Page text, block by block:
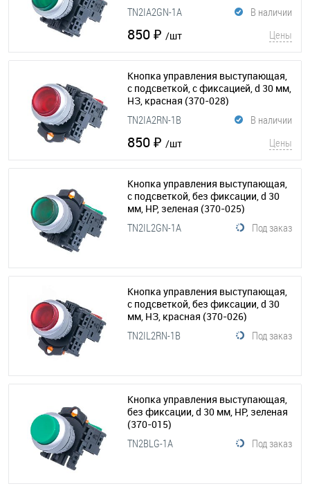
В наличии
TN2IA2GN-1A
850 ₽ /шт Цены
Кнопка управления выступающая,
с подсветкой, с фиксацией, d 30 мм,
НЗ, красная (370-028)
В наличии
TN2IA2RN-1B
850 ₽ /шт Цены
Кнопка управления выступающая,
с подсветкой, без фиксации, d 30
мм, НР, зеленая (370-025)
Под заказ
TN2IL2GN-1A
Кнопка управления выступающая,
с подсветкой, без фиксации, d 30
мм, НЗ, красная (370-026)
Под заказ
TN2IL2RN-1B
Кнопка управления выступающая,
без фиксации, d 30 мм, НР, зеленая
(370-015)
Под заказ
TN2BLG-1A